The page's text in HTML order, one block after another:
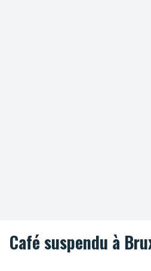
Café suspendu à